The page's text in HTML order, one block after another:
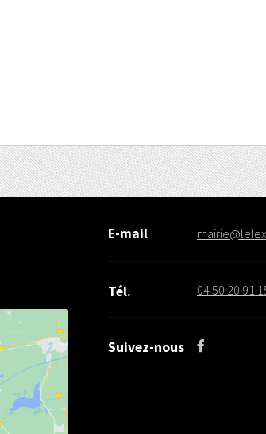
E-mail
Tél. 04 50 20 91
Suivez-nous